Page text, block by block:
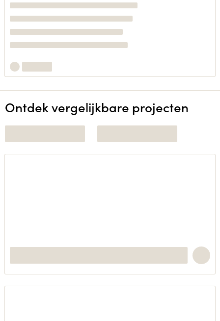
Ontdek vergelijkbare projecten